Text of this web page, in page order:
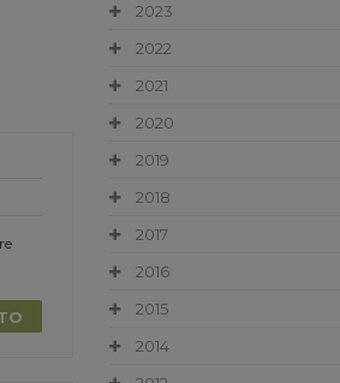
2023
2022
2021
2020
2019
2018
2017
2016
2015
2014